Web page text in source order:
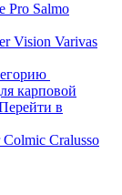
Pro Salmo
Vision Varivas
карповой
в
Colmic Cralusso